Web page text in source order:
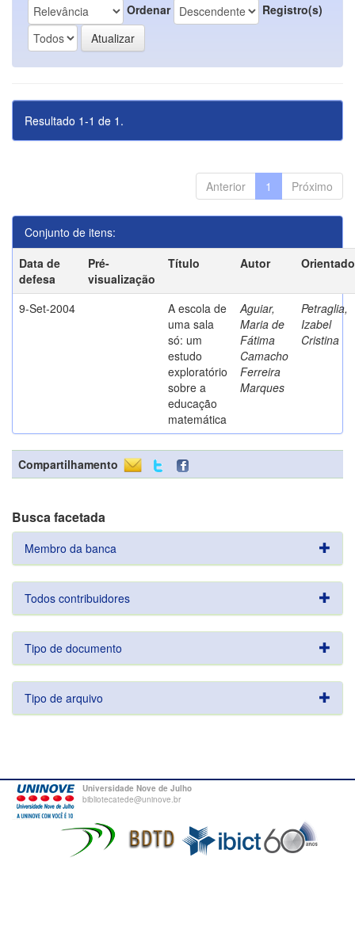
Ordenar Registro(s)
Resultado 1-1 de 1.
Anterior 1 Próximo
Conjunto de itens:
Data de
defesa
Pré-
visualização
Título Autor
9-Set-2004
A escola de
uma sala
só: um
estudo
exploratório
sobre a
educação
matemática
Aguiar,
Maria de
Fátima
Camacho
Ferreira
Marques
Petraglia,
Izabel
Cristina
Compartilhamento
Busca facetada
Membro da banca
Todos contribuidores
Tipo de documento
Tipo de arquivo
Universidade Nove de Julho
bibliotecatede@uninove.br